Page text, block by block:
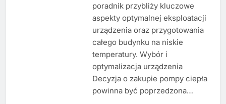
poradnik przybliży kluczowe
aspekty optymalnej eksploatacji
urządzenia oraz przygotowania
całego budynku na niskie
temperatury. Wybór i
optymalizacja urządzenia
Decyzja o zakupie pompy ciepła
powinna być poprzedzona…